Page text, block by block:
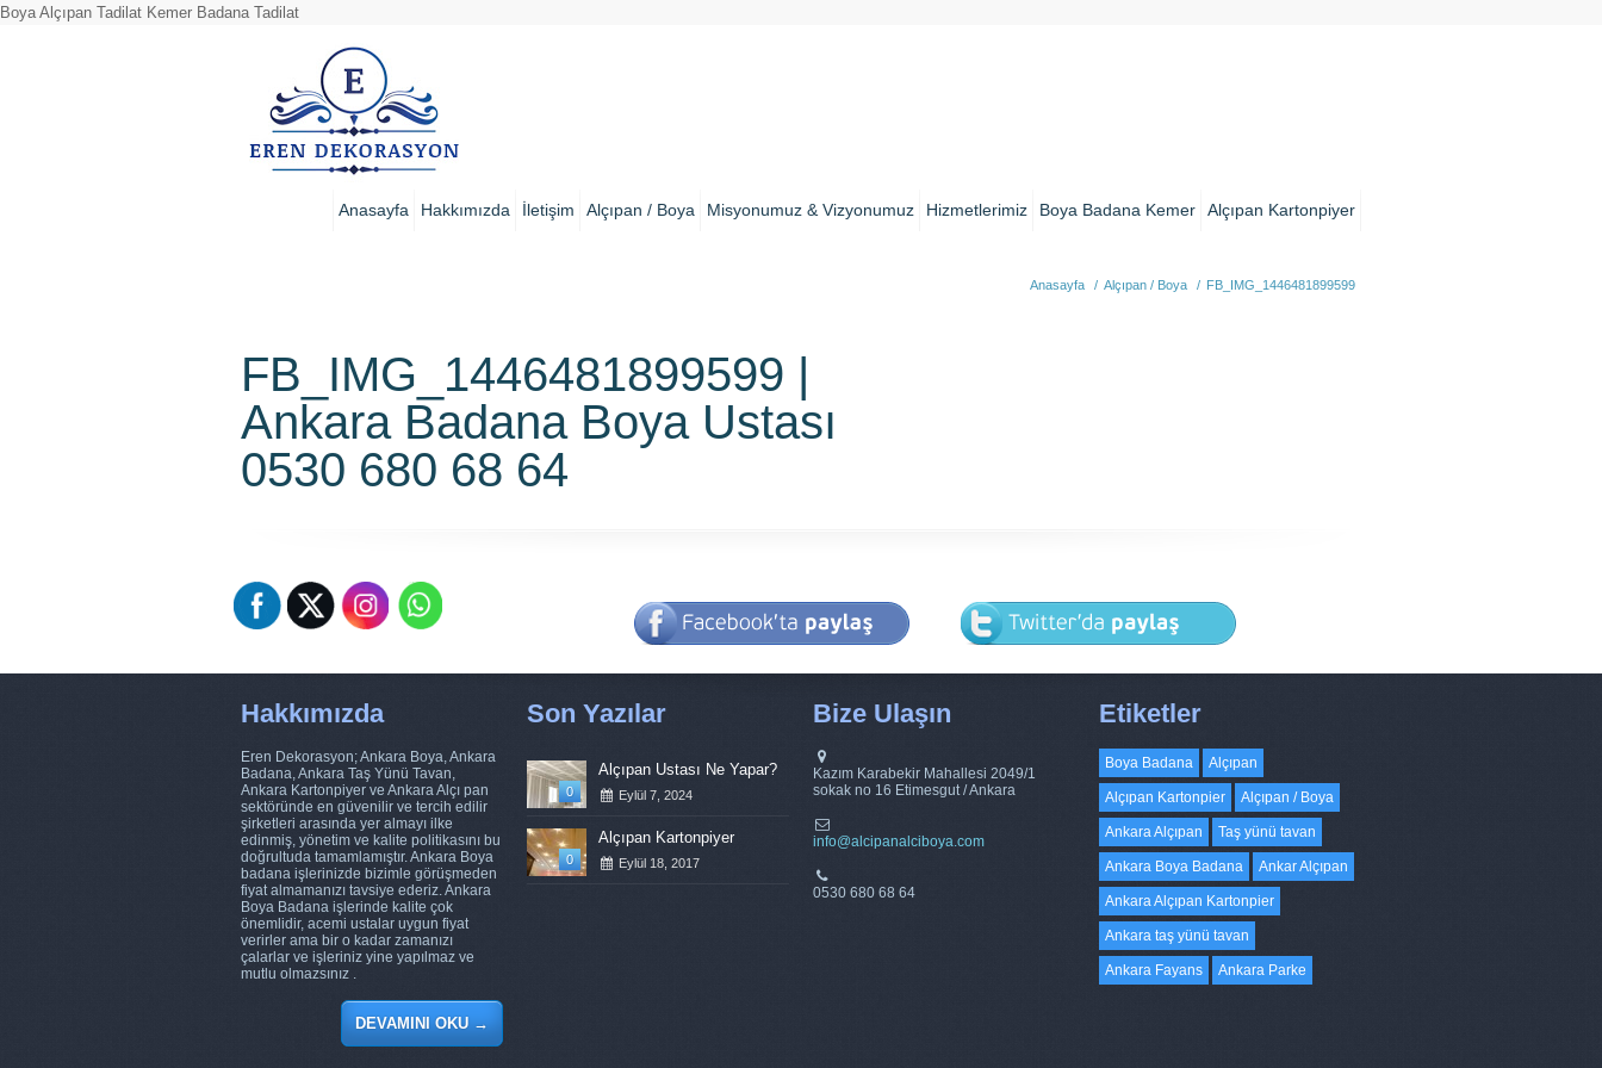
Boya Alçıpan Tadilat Kemer Badana Tadilat
Anasayfa Hakkımızda İletişim Alçıpan / Boya Misyonumuz & Vizyonumuz Hizmetlerimiz Boya Badana Kemer Alçıpan Kartonpiyer
FB_IMG_1446481899599 |
Ankara Badana Boya Ustası
0530 680 68 64
Anasayfa / Alçıpan / Boya / FB_IMG_1446481899599
Hakkımızda
Eren Dekorasyon; Ankara Boya, Ankara
Badana, Ankara Taş Yünü Tavan,
Ankara Kartonpiyer ve Ankara Alçı pan
sektöründe en güvenilir ve tercih edilir
şirketleri arasında yer almayı ilke
edinmiş, yönetim ve kalite politikasını bu
doğrultuda tamamlamıştır. Ankara Boya
badana işlerinizde bizimle görüşmeden
fiyat almamanızı tavsiye ederiz. Ankara
Boya Badana işlerinde kalite çok
önemlidir, acemi ustalar uygun fiyat
verirler ama bir o kadar zamanızı
çalarlar ve işleriniz yine yapılmaz ve
mutlu olmazsınız .
DEVAMINI OKU→
Son Yazılar
0
Alçıpan Ustası Ne Yapar?
Eylül 7, 2024
0
Alçıpan Kartonpiyer
Eylül 18, 2017
Bize Ulaşın
Kazım Karabekir Mahallesi 2049/1
sokak no 16 Etimesgut / Ankara
info@alcipanalciboya.com
0530 680 68 64
Etiketler
Boya Badana Alçıpan
Alçıpan Kartonpier Alçıpan / Boya
Ankara Alçıpan Taş yünü tavan
Ankara Boya Badana Ankar Alçıpan
Ankara Alçıpan Kartonpier
Ankara taş yünü tavan
Ankara Fayans Ankara Parke